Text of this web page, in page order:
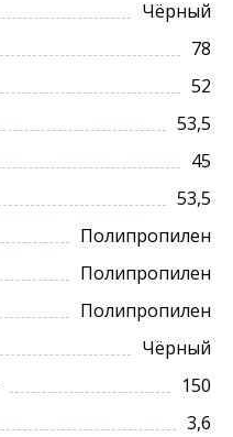
Чёрный
78
52
53,5
45
53,5
Полипропилен
Полипропилен
Полипропилен
Чёрный
150
3,6